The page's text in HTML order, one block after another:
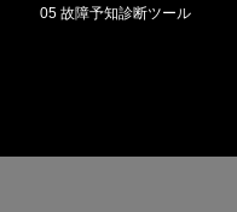
05 故障予知診断ツール